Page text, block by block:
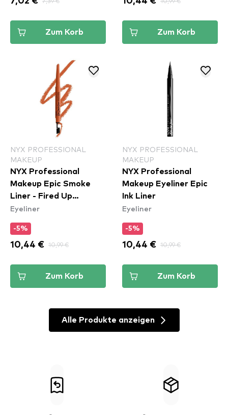
Zum Korb Zum Korb
NYX PROFESSIONAL
MAKEUP
NYX Professional
Makeup Epic Smoke
Liner - Fired Up
(ESL05)
Eyeliner
-5%
10,44 € 10,99 €
Zum Korb
NYX PROFESSIONAL
MAKEUP
NYX Professional
Makeup Eyeliner Epic
Ink Liner
Eyeliner
-5%
10,44 € 10,99 €
Zum Korb
Alle Produkte anzeigen